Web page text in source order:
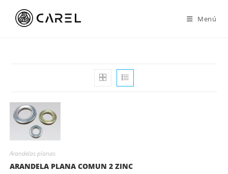
Menú
Arandelas planas
ARANDELA PLANA COMUN 2 ZINC